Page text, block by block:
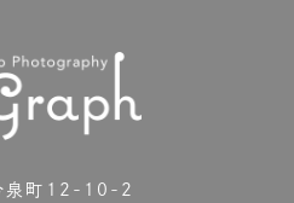
泉町12-10-2